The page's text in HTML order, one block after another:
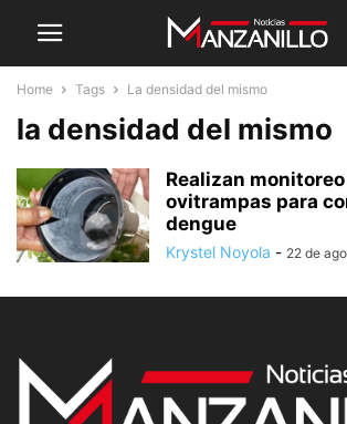
Home Tags La densidad del mismo
la densidad del mismo
Realizan
ovitrampas para
dengue
Krystel Noyola - 22 de